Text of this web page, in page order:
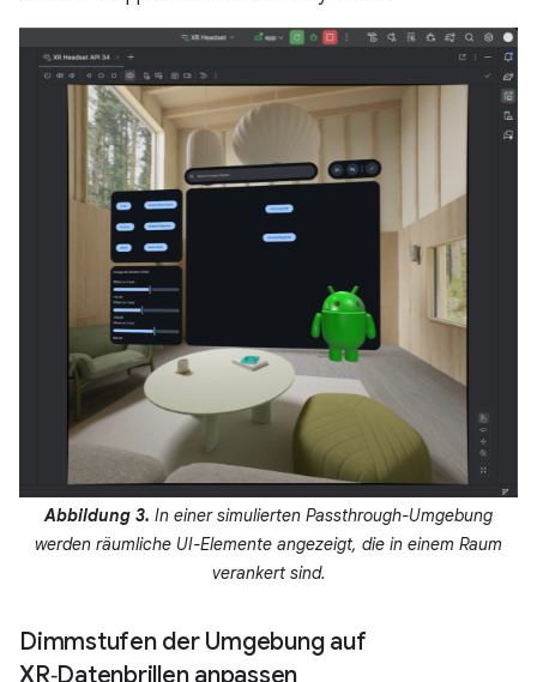
Abbildung 3. In einer simulierten Passthrough-Umgebung
werden räumliche UI-Elemente angezeigt, die in einem Raum
verankert sind.
Dimmstufen der Umgebung auf
XR‑Datenbrillen anpassen